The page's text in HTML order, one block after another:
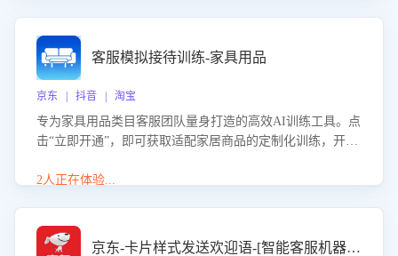
客服模拟接待训练-家具用品
京东 | 抖音 | 淘宝
专为家具用品类目客服团队量身打造的高效AI训练工具。点
击“立即开通”，即可获取适配家居商品的定制化训练，开启
能、尺寸参数咨询等高频场景下的专业应对能力。
2人正在体验...
京东-卡片样式发送欢迎语-[智能客服机器人]